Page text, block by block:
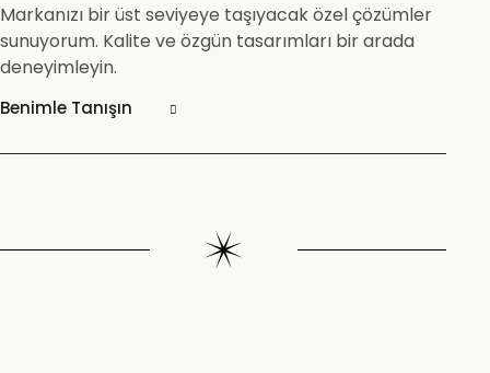
Markanızı bir üst seviyeye taşıyacak özel çözümler
sunuyorum. Kalite ve özgün tasarımları bir arada
deneyimleyin.
Benimle Tanışın